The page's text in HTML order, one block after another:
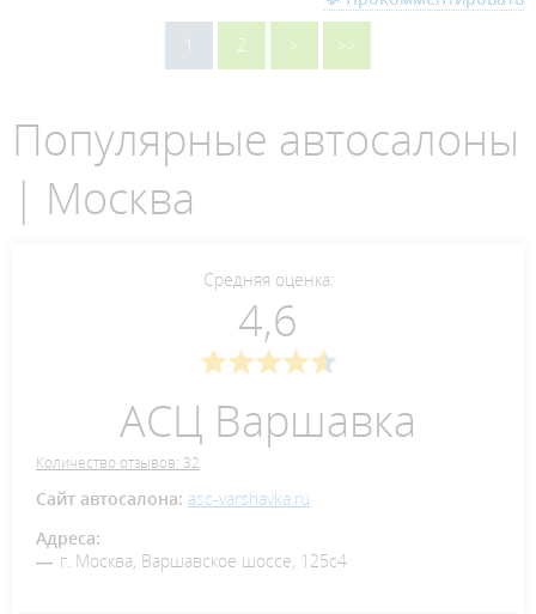
2 > >>
Популярные автосалоны
| Москва
Средняя оценка:
4,6
АСЦ Варшавка
Количество отзывов: 32
Сайт автосалона: asc-varshavka.ru
Адреса:
г. Москва, Варшавское шоссе, 125с4